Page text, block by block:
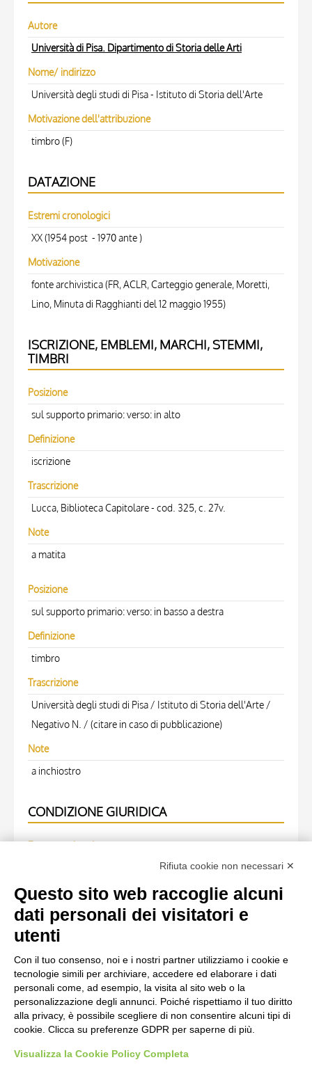
Autore
Università di Pisa. Dipartimento di Storia delle Arti
Nome/ indirizzo
Università degli studi di Pisa - Istituto di Storia dell'Arte
Motivazione dell'attribuzione
timbro (F)
DATAZIONE
Estremi cronologici
XX (1954 post - 1970 ante )
Motivazione
fonte archivistica (FR, ACLR, Carteggio generale, Moretti,
Lino, Minuta di Ragghianti del 12 maggio 1955)
ISCRIZIONE, EMBLEMI, MARCHI, STEMMI,
TIMBRI
Posizione
sul supporto primario: verso: in alto
Definizione
iscrizione
Trascrizione
Lucca, Biblioteca Capitolare - cod. 325, c. 27v.
Note
a matita
Posizione
sul supporto primario: verso: in basso a destra
Definizione
timbro
Trascrizione
Università degli studi di Pisa / Istituto di Storia dell'Arte /
Negativo N. / (citare in caso di pubblicazione)
Note
a inchiostro
CONDIZIONE GIURIDICA
Ente proprietario
Fondazione Centro Studi sull'Arte Licia e Carlo Ludovico
Ragghianti
OPERA RIPRODOTTA
Scheda opera
Anonimo italiano sec. XIV, Iniziale P, Iniziale decorata,
Motivi decorativi vegetali e zoomorfi
Rifiuta cookie non necessari ✕
Questo sito web raccoglie alcuni
dati personali dei visitatori e
utenti
Con il tuo consenso, noi e i nostri partner utilizziamo i cookie e
tecnologie simili per archiviare, accedere ed elaborare i dati
personali come, ad esempio, la visita al sito web o la
personalizzazione degli annunci. Poiché rispettiamo il tuo diritto
alla privacy, è possibile scegliere di non consentire alcuni tipi di
cookie. Clicca su preferenze GDPR per saperne di più.
Visualizza la Cookie Policy Completa